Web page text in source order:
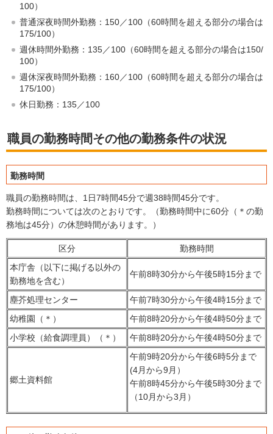
100）
普通深夜時間外勤務：150／100（60時間を超える部分の場合は
175/100）
週休時間外勤務：135／100（60時間を超える部分の場合は150/
100）
週休深夜時間外勤務：160／100（60時間を超える部分の場合は
175/100）
休日勤務：135／100
職員の勤務時間その他の勤務条件の状況
勤務時間
職員の勤務時間は、1日7時間45分で週38時間45分です。
勤務時間については次のとおりです。（勤務時間中に60分（＊の勤
務地は45分）の休憩時間があります。）
区分
勤務時間
本庁舎（以下に掲げる以外の
勤務地を含む）
午前8時30分から午後5時15分まで
塵芥処理センター
午前7時30分から午後4時15分まで
幼稚園（＊）
午前8時20分から午後4時50分まで
小学校（給食調理員）（＊）
午前8時20分から午後4時50分まで
郷土資料館
午前9時20分から午後6時5分まで
(4月から9月）
午前8時45分から午後5時30分まで
（10月から3月）